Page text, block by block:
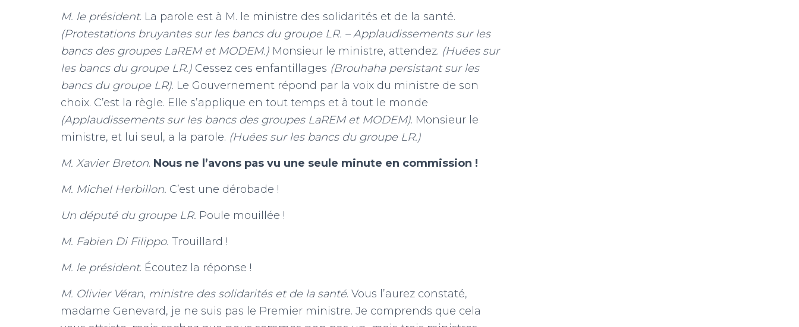
M. le président. La parole est à M. le ministre des solidarités et de la santé.
(Protestations bruyantes sur les bancs du groupe LR. – Applaudissements sur les
bancs des groupes LaREM et MODEM.) Monsieur le ministre, attendez. (Huées sur
les bancs du groupe LR.) Cessez ces enfantillages (Brouhaha persistant sur les
bancs du groupe LR). Le Gouvernement répond par la voix du ministre de son
choix. C’est la règle. Elle s’applique en tout temps et à tout le monde
(Applaudissements sur les bancs des groupes LaREM et MODEM). Monsieur le
ministre, et lui seul, a la parole. (Huées sur les bancs du groupe LR.)
M. Xavier Breton. Nous ne l’avons pas vu une seule minute en commission !
M. Michel Herbillon. C’est une dérobade !
Un député du groupe LR. Poule mouillée !
M. Fabien Di Filippo. Trouillard !
M. le président. Écoutez la réponse !
M. Olivier Véran, ministre des solidarités et de la santé. Vous l’aurez constaté,
madame Genevard, je ne suis pas le Premier ministre. Je comprends que cela